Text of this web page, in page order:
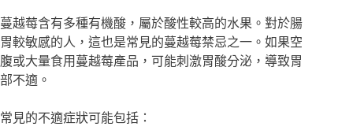
蔓越莓含有多種有機酸，屬於酸性較高的水果。對於腸
胃較敏感的人，這也是常見的蔓越莓禁忌之一。如果空
腹或大量食用蔓越莓產品，可能刺激胃酸分泌，導致胃
部不適。
常見的不適症狀可能包括：